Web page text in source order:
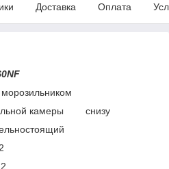
Доставка Оплата
камеры снизу